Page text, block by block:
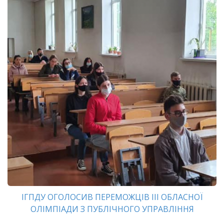
ІГПДУ ОГОЛОСИВ ПЕРЕМОЖЦІВ ІІІ ОБЛАСНОЇ
ОЛІМПІАДИ З ПУБЛІЧНОГО УПРАВЛІННЯ